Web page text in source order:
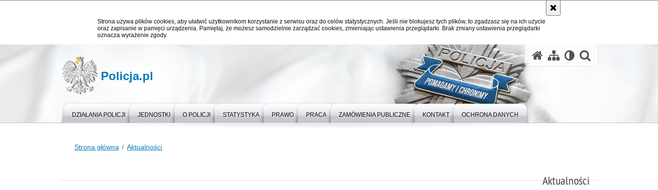
Strona używa plików cookies, aby ułatwić użytkownikom korzystanie z serwisu oraz do celów statystycznych. Jeśli nie blokujesz tych plików, to zgadzasz się na ich użycie
oraz zapisanie w pamięci urządzenia. Pamiętaj, że możesz samodzielnie zarządzać cookies, zmieniając ustawienia przeglądarki. Brak zmiany ustawienia przeglądarki
oznacza wyrażenie zgody.
Policja.pl
DZIAŁANIA POLICJI JEDNOSTKI O POLICJI STATYSTYKA PRAWO PRACA ZAMÓWIENIA PUBLICZNE KONTAKT OCHRONA DANYCH
Strona główna Aktualności
Aktualności